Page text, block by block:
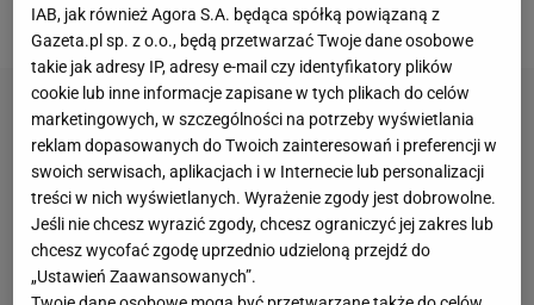
jedynym niepokonanym bramkarzem na tych MŚ.
IAB, jak również Agora S.A. będąca spółką powiązaną z
Gazeta.pl sp. z o.o., będą przetwarzać Twoje dane osobowe
takie jak adresy IP, adresy e-mail czy identyfikatory plików
cookie lub inne informacje zapisane w tych plikach do celów
marketingowych, w szczególności na potrzeby wyświetlania
reklam dopasowanych do Twoich zainteresowań i preferencji w
swoich serwisach, aplikacjach i w Internecie lub personalizacji
treści w nich wyświetlanych. Wyrażenie zgody jest dobrowolne.
Jeśli nie chcesz wyrazić zgody, chcesz ograniczyć jej zakres lub
chcesz wycofać zgodę uprzednio udzieloną przejdź do
„Ustawień Zaawansowanych”.